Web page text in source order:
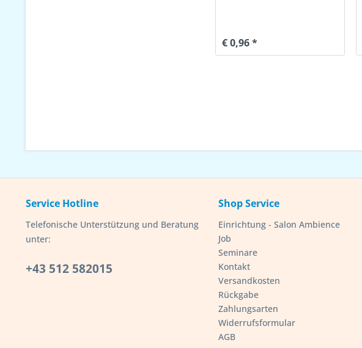
€ 0,96 *
Service Hotline
Telefonische Unterstützung und Beratung
unter:
+43 512 582015
Shop Service
Einrichtung - Salon Ambience
Job
Seminare
Kontakt
Versandkosten
Rückgabe
Zahlungsarten
Widerrufsformular
AGB